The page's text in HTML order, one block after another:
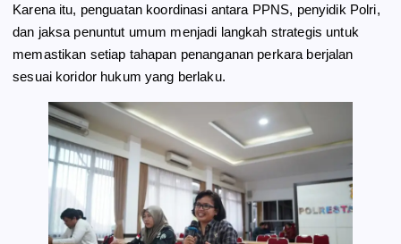
Karena itu, penguatan koordinasi antara PPNS, penyidik Polri,
dan jaksa penuntut umum menjadi langkah strategis untuk
memastikan setiap tahapan penanganan perkara berjalan
sesuai koridor hukum yang berlaku.